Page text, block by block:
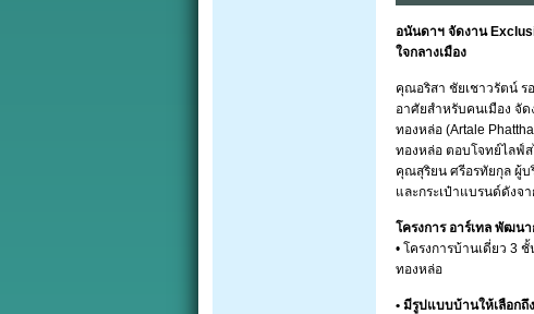
อนันดาฯ จัดงาน
ใจกลางเมือง
คุณอริสา ชัยเชาวรัตน์ ร
อาศัยสำหรับคนเมือง จั
ทองหล่อ (Artale
ทองหล่อ ตอบโจทย์ไลฟ์
คุณสุริยน ศรีอรทัยกุล ผู้บ
และกระเป๋าแบรนด์ดังจ
โครงการ อาร์เทล พัฒน
• โครงการบ้านเดี่ยว 3
ทองหล่อ
• มีรูปแบบบ้านให้เลือก